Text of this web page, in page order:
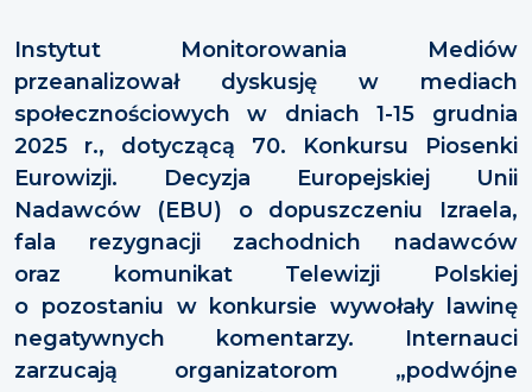
Instytut Monitorowania Mediów
przeanalizował dyskusję w mediach
społecznościowych w dniach 1-15 grudnia
2025 r., dotyczącą 70. Konkursu Piosenki
Eurowizji. Decyzja Europejskiej Unii
Nadawców (EBU) o dopuszczeniu Izraela,
fala rezygnacji zachodnich nadawców
oraz komunikat Telewizji Polskiej
o pozostaniu w konkursie wywołały lawinę
negatywnych komentarzy. Internauci
zarzucają organizatorom „podwójne